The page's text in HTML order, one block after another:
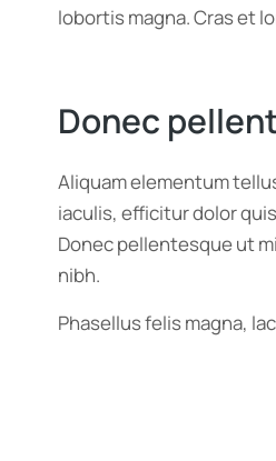
lobortis magna. Cras et
Donec
Aliquam elementum
iaculis, efficitur dolor
Donec pellentesque ut
nibh.
Phasellus felis magna,